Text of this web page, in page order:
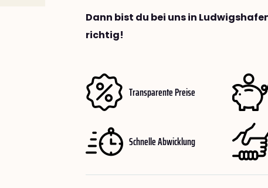
Dann bist du bei uns in
richtig!
Transparente Preise
Schnelle Abwicklung